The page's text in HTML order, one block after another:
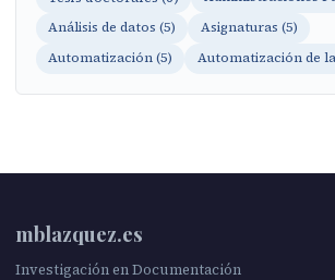
Análisis de datos (5)
Asignaturas (5)
Automatización (5)
Automatización de
mblazquez.es
Investigación en Documentación